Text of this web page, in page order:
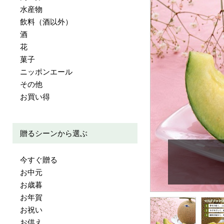
水産物
飲料（酒以外）
酒
花
菓子
ニッポンエール
その他
お買い得
贈るシーンから選ぶ
今すぐ贈る
お中元
お歳暮
お年賀
お祝い
お供え